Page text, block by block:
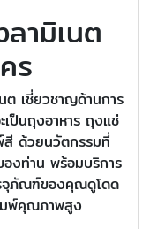
ามิเนต
ร
เชี่ยวชาญด้านการ
เป็นถุงอาหาร ถุงแช่
ด้วยนวัตกรรมที่
งท่าน พร้อมบริการ
จุภัณฑ์ของคุณดูโดด
มพ์คุณภาพสูง